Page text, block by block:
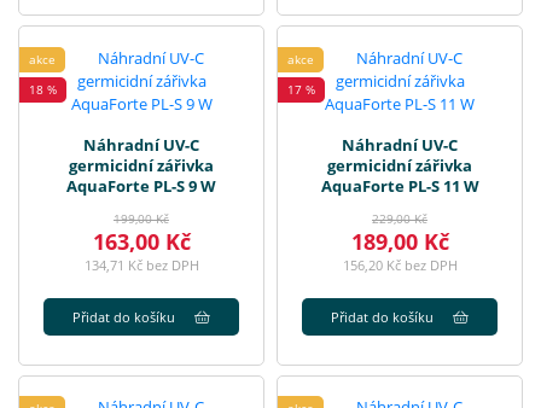
akce
18 %
Náhradní UV-C
germicidní zářivka
AquaForte PL-S 9 W
199,00 Kč
163,00 Kč
134,71 Kč bez DPH
Přidat do košíku
akce
17 %
Náhradní UV-C
germicidní zářivka
AquaForte PL-S 11 W
229,00 Kč
189,00 Kč
156,20 Kč bez DPH
Přidat do košíku